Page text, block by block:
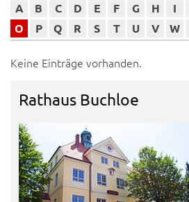
A B C D E F G H I
O
P Q R S T U V W
Keine Einträge vorhanden.
Rathaus Buchloe